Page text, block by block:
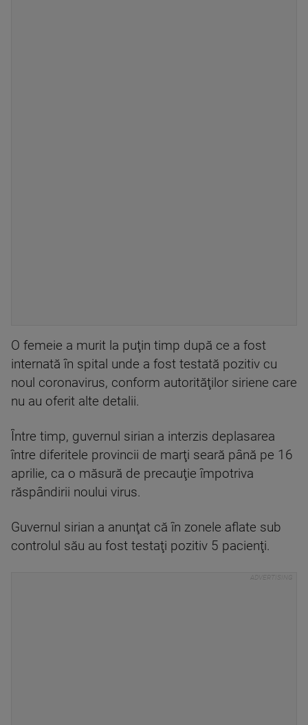
O femeie a murit la puţin timp după ce a fost
internată în spital unde a fost testată pozitiv cu
noul coronavirus, conform autorităţilor siriene care
nu au oferit alte detalii.
Între timp, guvernul sirian a interzis deplasarea
între diferitele provincii de marţi seară până pe 16
aprilie, ca o măsură de precauţie împotriva
răspândirii noului virus.
Guvernul sirian a anunţat că în zonele aflate sub
controlul său au fost testaţi pozitiv 5 pacienţi.